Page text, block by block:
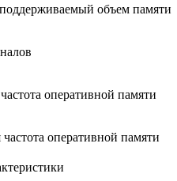
объем памяти
оперативной памяти
оперативной памяти